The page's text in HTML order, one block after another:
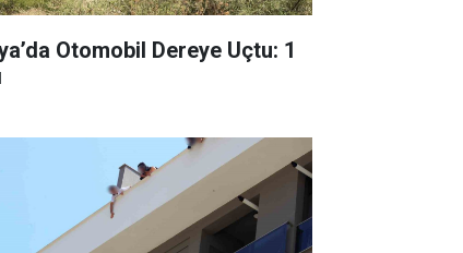
Otomobil Dereye Uçtu: 1